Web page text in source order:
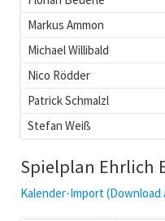
Markus Ammon
Michael Willibald
Nico Rödder
Patrick Schmalzl
Stefan Weiß
Spielplan Ehrlich
Kalender-Import (Download